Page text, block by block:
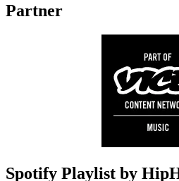
Partner
Spotify Playlist by